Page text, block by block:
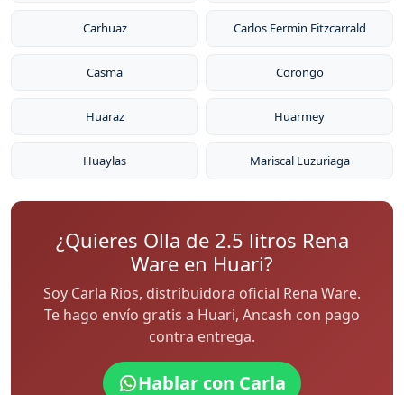
Carhuaz Carlos Fermin Fitzcarrald
Casma Corongo
Huaraz Huarmey
Huaylas Mariscal Luzuriaga
¿Quieres Olla de 2.5 litros Rena
Ware en Huari?
Soy Carla Rios, distribuidora oficial Rena Ware.
Te hago envío gratis a Huari, Ancash con pago
contra entrega.
Hablar con Carla